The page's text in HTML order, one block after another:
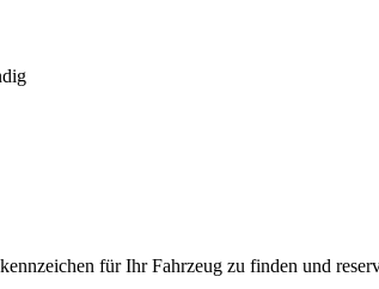
für Ihr Fahrzeug zu finden und